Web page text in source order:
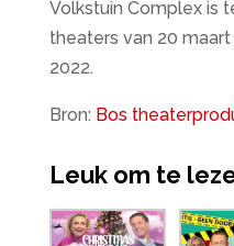
Volkstuin Complex is
theaters van 20
2022.
Bron: Bos
Leuk om te